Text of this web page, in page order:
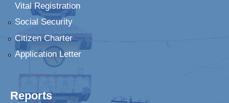
Vital Registration
Social Security
Citizen Charter
Application Letter
Reports